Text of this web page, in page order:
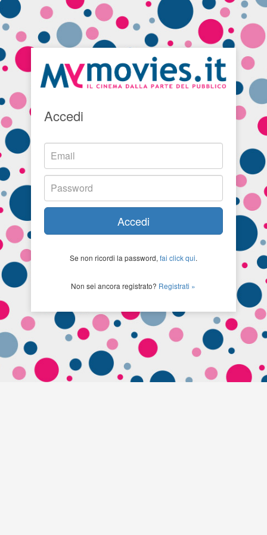
Accedi
Accedi
Se non ricordi la password, fai click qui.
Non sei ancora registrato? Registrati »